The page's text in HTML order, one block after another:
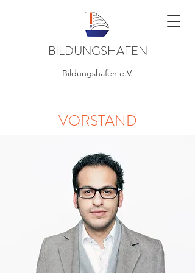
BILDUNGSHAFEN
Bildungshafen e.V.
VORSTAND